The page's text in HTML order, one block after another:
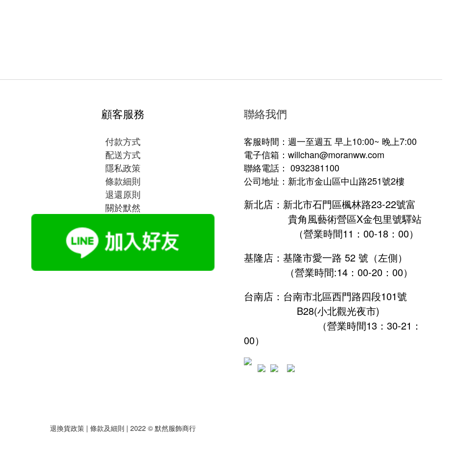
顧客服務
付款方式
配送方式
隱私政策
條款細則
退還原則
關於默然
聯絡我們
客服時間：週一至週五 早上10:00~ 晚上7:00
電子信箱：willchan@moranww.com
聯絡電話： 0932381100
公司地址：新北市金山區中山路251號2樓
新北店：新北市石門區楓林路23-22號富
貴角風藝術營區X金包里號驛站
（營業時間11：00-18：00）
基隆店：基隆市愛一路 52 號（左側）
（營業時間:14：00-20：00）
台南店：台南市北區西門路四段101號
B28(小北觀光夜市)
（營業時間13：30-21：
00）
退換貨政策 | 條款及細則 | 2022 © 默然服飾商行